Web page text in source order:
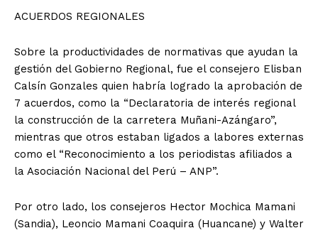
ACUERDOS REGIONALES
Sobre la productividades de normativas que ayudan la
gestión del Gobierno Regional, fue el consejero Elisban
Calsín Gonzales quien habría logrado la aprobación de
7 acuerdos, como la “Declaratoria de interés regional
la construcción de la carretera Muñani-Azángaro”,
mientras que otros estaban ligados a labores externas
como el “Reconocimiento a los periodistas afiliados a
la Asociación Nacional del Perú – ANP”.
Por otro lado, los consejeros Hector Mochica Mamani
(Sandia), Leoncio Mamani Coaquira (Huancane) y Walter